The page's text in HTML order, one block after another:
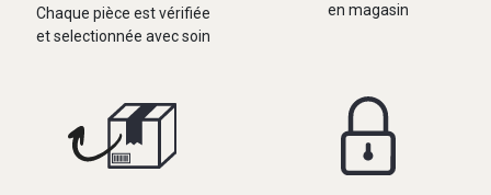
Chaque pièce est vérifiée
et selectionnée avec soin
en magasin